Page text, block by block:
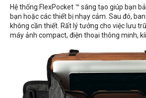
Hệ thống FlexPocket ™ sáng tạo giúp bạn
bạn hoặc các thiết bị nhạy cảm. Sau đó,
không cần thiết. Rất lý tưởng cho việc lưu
máy ảnh compact, điện thoại thông minh,